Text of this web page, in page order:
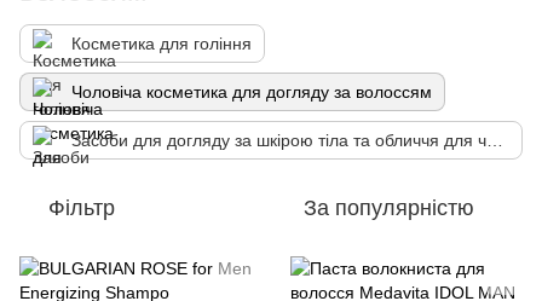
Косметика для гоління
Чоловіча косметика для догляду за волоссям
Фільтр За популярністю